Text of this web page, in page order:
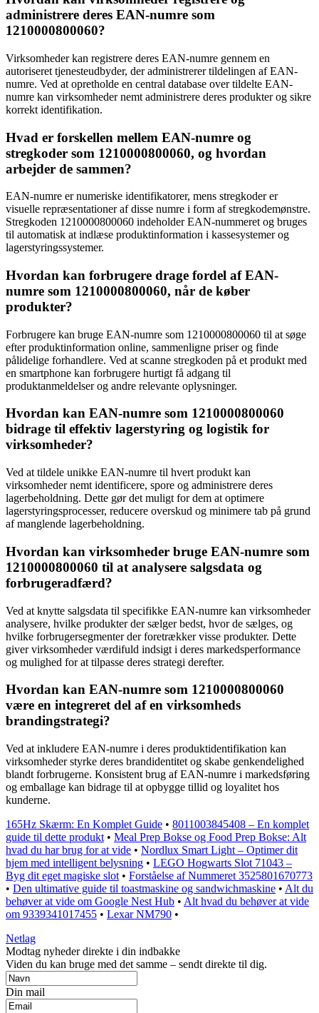
administrere deres EAN-numre som
1210000800060?
Virksomheder kan registrere deres EAN-numre gennem en
autoriseret tjenesteudbyder, der administrerer tildelingen af ​​EAN-
numre. Ved at opretholde en central database over tildelte EAN-
numre kan virksomheder nemt administrere deres produkter og sikre
korrekt identifikation.
Hvad er forskellen mellem EAN-numre og
stregkoder som 1210000800060, og hvordan
arbejder de sammen?
EAN-numre er numeriske identifikatorer, mens stregkoder er
visuelle repræsentationer af disse numre i form af stregkodemønstre.
Stregkoden 1210000800060 indeholder EAN-nummeret og bruges
til automatisk at indlæse produktinformation i kassesystemer og
lagerstyringssystemer.
Hvordan kan forbrugere drage fordel af EAN-
numre som 1210000800060, når de køber
produkter?
Forbrugere kan bruge EAN-numre som 1210000800060 til at søge
efter produktinformation online, sammenligne priser og finde
pålidelige forhandlere. Ved at scanne stregkoden på et produkt med
en smartphone kan forbrugere hurtigt få adgang til
produktanmeldelser og andre relevante oplysninger.
Hvordan kan EAN-numre som 1210000800060
bidrage til effektiv lagerstyring og logistik for
virksomheder?
Ved at tildele unikke EAN-numre til hvert produkt kan
virksomheder nemt identificere, spore og administrere deres
lagerbeholdning. Dette gør det muligt for dem at optimere
lagerstyringsprocesser, reducere overskud og minimere tab på grund
af manglende lagerbeholdning.
Hvordan kan virksomheder bruge EAN-numre som
1210000800060 til at analysere salgsdata og
forbrugeradfærd?
Ved at knytte salgsdata til specifikke EAN-numre kan virksomheder
analysere, hvilke produkter der sælger bedst, hvor de sælges, og
hvilke forbrugersegmenter der foretrækker visse produkter. Dette
giver virksomheder værdifuld indsigt i deres markedsperformance
og mulighed for at tilpasse deres strategi derefter.
Hvordan kan EAN-numre som 1210000800060
være en integreret del af en virksomheds
brandingstrategi?
Ved at inkludere EAN-numre i deres produktidentifikation kan
virksomheder styrke deres brandidentitet og skabe genkendelighed
blandt forbrugerne. Konsistent brug af EAN-numre i markedsføring
og emballage kan bidrage til at opbygge tillid og loyalitet hos
kunderne.
165Hz Skærm: En Komplet Guide • 8011003845408 – En komplet
guide til dette produkt • Meal Prep Bokse og Food Prep Bokse: Alt
hvad du har brug for at vide • Nordlux Smart Light – Optimer dit
hjem med intelligent belysning • LEGO Hogwarts Slot 71043 –
Byg dit eget magiske slot • Forståelse af Nummeret 3525801670773
• Den ultimative guide til toastmaskine og sandwichmaskine • Alt du
behøver at vide om Google Nest Hub • Alt hvad du behøver at vide
om 9339341017455 • Lexar NM790 •
Netlag
Modtag nyheder direkte i din indbakke
Viden du kan bruge med det samme – sendt direkte til dig.
Din mail